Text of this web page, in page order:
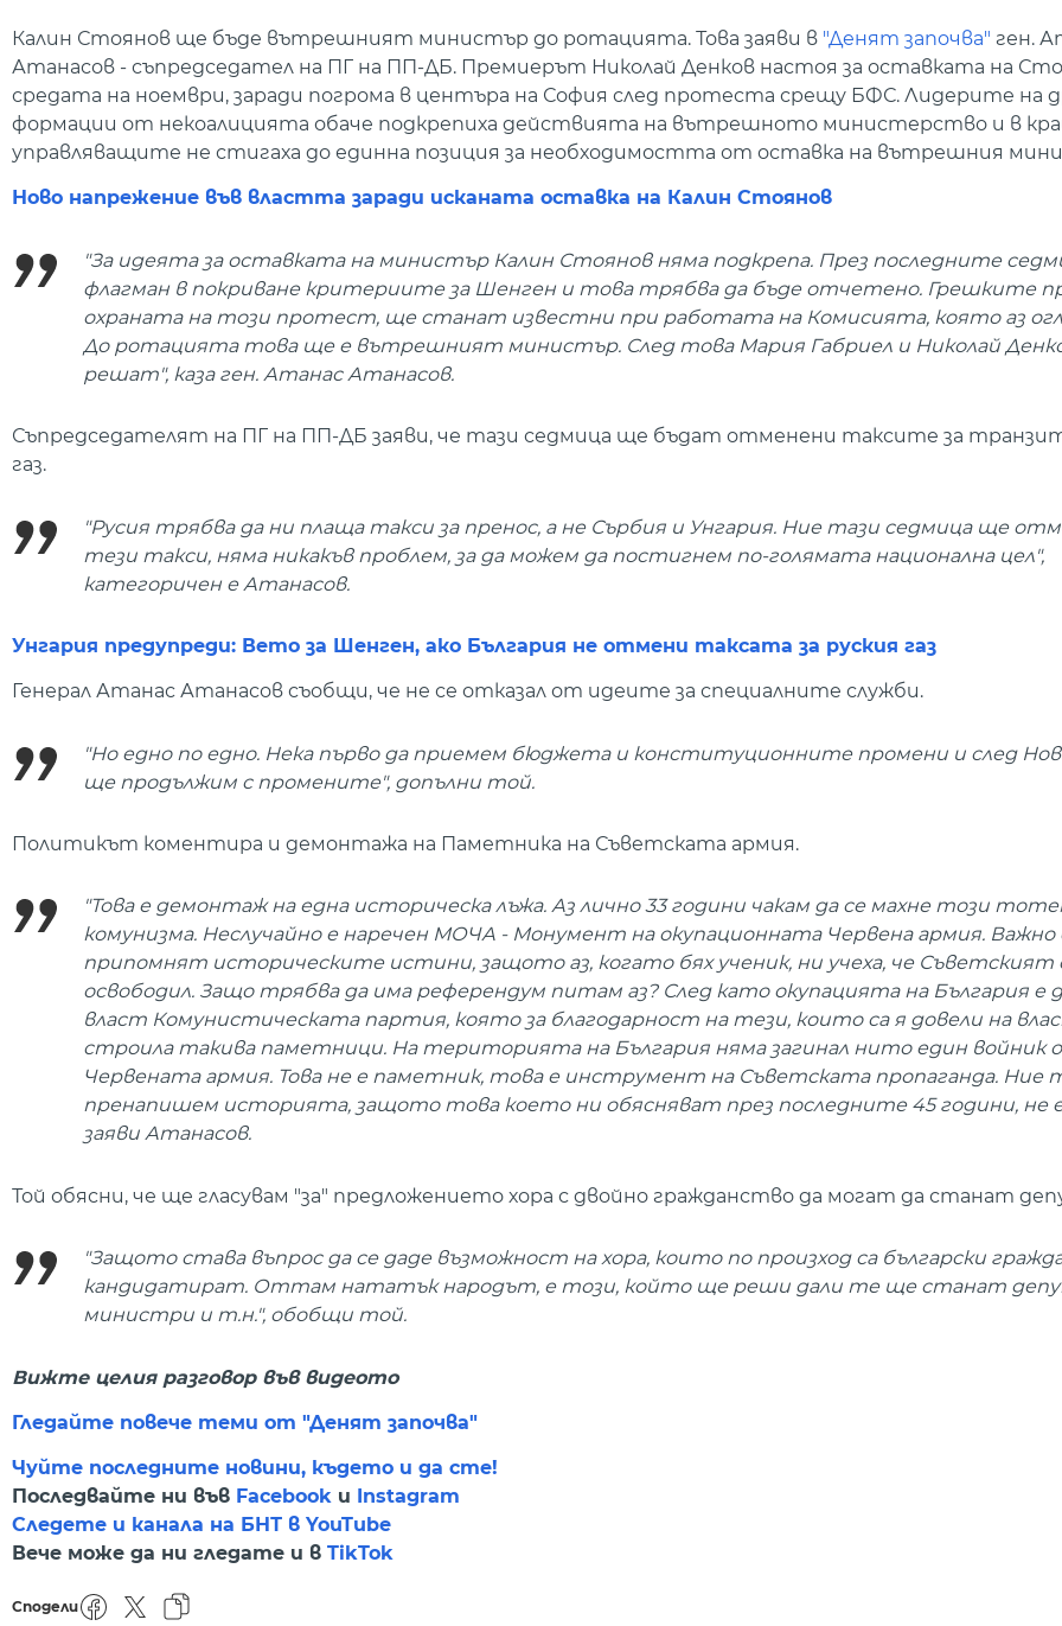
Калин Стоянов ще бъде вътрешният министър до ротацията. Това заяви в "Денят започва" ген.
Атанасов - съпредседател на ПГ на ПП-ДБ. Премиерът Николай Денков настоя за оставката на
средата на ноември, заради погрома в центъра на София след протеста срещу БФС. Лидерите на
формации от некоалицията обаче подкрепиха действията на вътрешното министерство и в
управляващите не стигаха до единна позиция за необходимостта от оставка на вътрешния
Ново напрежение във властта заради исканата оставка на Калин Стоянов
"За идеята за оставката на министър Калин Стоянов няма подкрепа. През последните
флагман в покриване критериите за Шенген и това трябва да бъде отчетено. Грешките
охраната на този протест, ще станат известни при работата на Комисията, която аз
До ротацията това ще е вътрешният министър. След това Мария Габриел и Николай
решат", каза ген. Атанас Атанасов.
Съпредседателят на ПГ на ПП-ДБ заяви, че тази седмица ще бъдат отменени таксите за
газ.
"Русия трябва да ни плаща такси за пренос, а не Сърбия и Унгария. Ние тази седмица ще
тези такси, няма никакъв проблем, за да можем да постигнем по-голямата национална цел",
категоричен е Атанасов.
Унгария предупреди: Вето за Шенген, ако България не отмени таксата за руския газ
Генерал Атанас Атанасов съобщи, че не се отказал от идеите за специалните служби.
"Но едно по едно. Нека първо да приемем бюджета и конституционните промени и след
ще продължим с промените", допълни той.
Политикът коментира и демонтажа на Паметника на Съветската армия.
"Това е демонтаж на една историческа лъжа. Аз лично 33 години чакам да се махне този
комунизма. Неслучайно е наречен МОЧА - Монумент на окупационната Червена армия. Важно
припомнят историческите истини, защото аз, когато бях ученик, ни учеха, че Съветският
освободил. Защо трябва да има референдум питам аз? След като окупацията на България е
власт Комунистическата партия, която за благодарност на тези, които са я довели на
строила такива паметници. На територията на България няма загинал нито един войник
Червената армия. Това не е паметник, това е инструмент на Съветската пропаганда. Ние
пренапишем историята, защото това което ни обясняват през последните 45 години, не е
заяви Атанасов.
Той обясни, че ще гласувам "за" предложението хора с двойно гражданство да могат да станат
"Защото става въпрос да се даде възможност на хора, които по произход са български
кандидатират. Оттам нататък народът, е този, който ще реши дали те ще станат
министри и т.н.", обобщи той.
Вижте целия разговор във видеото
Гледайте повече теми от "Денят започва"
Чуйте последните новини, където и да сте!
Последвайте ни във Facebook и
Instagram
Следете и канала на БНТ в YouTube
Вече може да ни гледате и в TikTok
Сподели